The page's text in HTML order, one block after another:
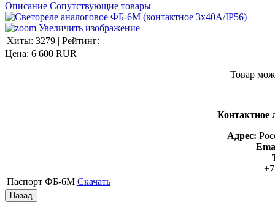
Описание Сопутствующие товары
Увеличить изображение
Хиты: 3279 | Рейтинг:
Цена: 6 600 RUR
Товар
Контактное
Адрес:
Паспорт ФБ-6М Скачать